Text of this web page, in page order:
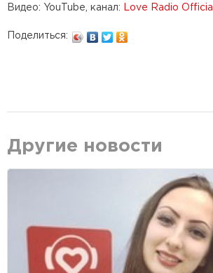
Видео: YouTube, канал: Love Radio Official
Поделиться:
Другие новости